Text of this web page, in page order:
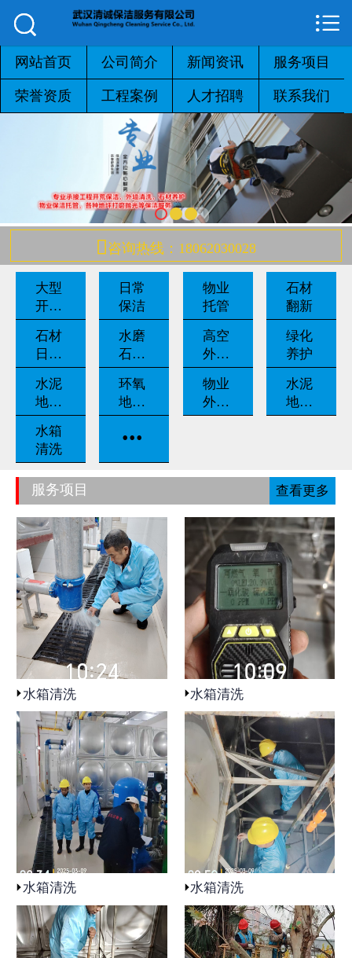
公司简介
新闻资讯
服务项目
荣誉资质
工程案例
人才招聘
联系我们
 

网站首页 公司简介 新闻资讯 服务项目
荣誉资质 工程案例 人才招聘 联系我们
咨询热线：18062030028
大型
开荒
保洁
日常
保洁
物业
托管
石材
翻新
石材
日常
养护
水磨
石翻
新
高空
外墙
清洗
绿化
养护
水泥
地坪
固化
环氧
地坪
漆
物业
外包
保洁
水泥
地坪
打磨
水箱
清洗
...
服务项目 查看更多
水箱清洗 水箱清洗
水箱清洗 水箱清洗